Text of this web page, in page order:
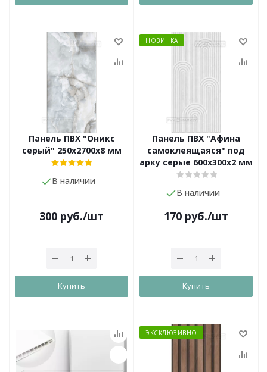
Панель ПВХ "Оникс
серый" 250х2700х8 мм
В наличии
300 руб./шт
Купить
НОВИНКА
Панель ПВХ "Афина
самоклеящаяся" под
арку серые 600х300х2 мм
В наличии
170 руб./шт
Купить
ЭКСКЛЮЗИВНО